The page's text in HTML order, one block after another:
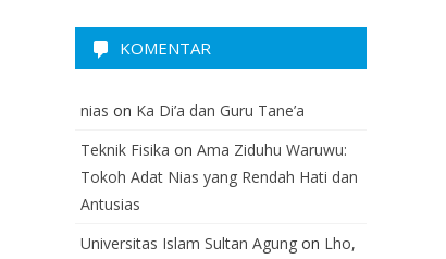
KOMENTAR
nias on Ka Di’a dan Guru Tane’a
Teknik Fisika on Ama Ziduhu Waruwu:
Tokoh Adat Nias yang Rendah Hati dan
Antusias
Universitas Islam Sultan Agung on Lho,